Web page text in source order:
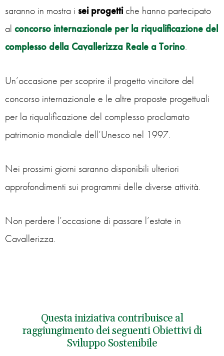
saranno in mostra i sei progettiche hanno partecipato
al concorso internazionale per la riqualificazione del
complesso della Cavallerizza Reale a Torino.
Un’occasione per scoprire il progetto vincitore del
concorso internazionale e le altre proposte progettuali
per la riqualificazione del complesso proclamato
patrimonio mondiale dell’Unesco nel 1997.
Nei prossimi giorni saranno disponibili ulteriori
approfondimenti sui programmi delle diverse attività.
Non perdere l’occasione di passare l’estate in
Cavallerizza.
Questa iniziativa contribuisce al
raggiungimento dei seguenti Obiettivi di
Sviluppo Sostenibile